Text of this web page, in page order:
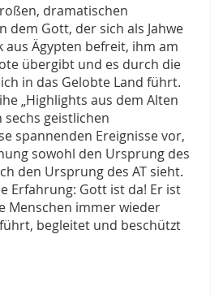
dramatischen
dem Gott, der sich als Jahwe
aus Ägypten befreit, ihm am
übergibt und es durch die
in das Gelobte Land führt.
„Highlights aus dem Alten
sechs geistlichen
spannenden Ereignisse vor,
sowohl den Ursprung des
den Ursprung des AT sieht.
Erfahrung: Gott ist da! Er ist
Menschen immer wieder
begleitet und beschützt